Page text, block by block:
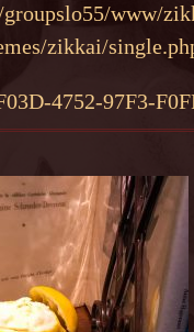
groupslo55/www/
zikkai/
4752-97F3-